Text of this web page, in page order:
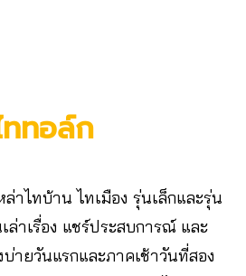
ททอล์ก
าไทบ้าน ไทเมือง รุ่นเล็กและรุ่น
าเรื่อง แชร์ประสบการณ์ และ
ายวันแรกและภาคเช้าวันที่สอง